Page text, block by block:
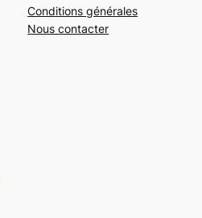
Conditions générales
Nous contacter